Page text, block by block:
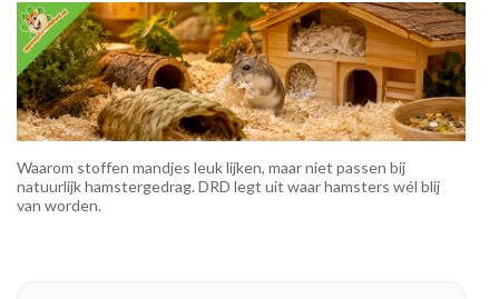
Waarom stoffen mandjes leuk lijken, maar niet passen bij
natuurlijk hamstergedrag. DRD legt uit waar hamsters wél blij
van worden.